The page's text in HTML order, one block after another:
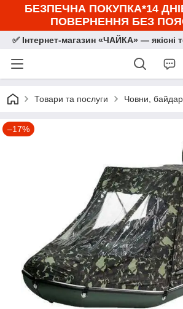
БЕЗПЕЧНА ПОКУПКА*14
ПОВЕРНЕННЯ БЕЗ
✅ Інтернет-магазин «ЧАЙКА» — якісні
Товари та послуги Човни,
–17%